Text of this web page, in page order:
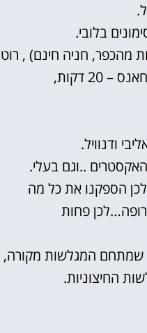
בלובי.
קרובות – אמסטרדם (נסיעה ברכבת 2 תחנות , תחנת רכבת 5 דקות מהכפר,
ודנוויל.
..וגם בעלי.
הספקנו את כל מה
פחות
שמתחם המגלשות
החיצוניות.